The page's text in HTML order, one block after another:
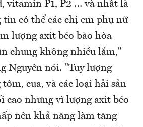
vitamin P1, P2 … và nhất là
có thể các chị em phụ nữ
lượng axit béo bão hòa
chung không nhiều lắm,"
Nguyên nói. "Tuy lượng
cua, và các loại hải sản
cao nhưng vì lượng axit béo
nên khả năng làm tăng